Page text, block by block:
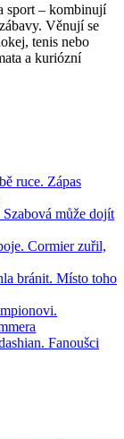
sport – kombinují
Věnují se
tenis nebo
a kuriózní
ruce. Zápas
může dojít
Cormier zuřil,
bránit. Místo toho
Fanoušci